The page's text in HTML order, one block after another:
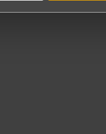
und Anwendungen